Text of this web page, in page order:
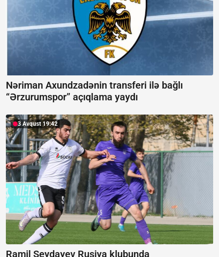
Nəriman Axundzadənin transferi ilə bağlı
“Ərzurumspor” açıqlama yaydı
3 Avqust 19:42
Ramil Şeydayev Rusiya klubunda